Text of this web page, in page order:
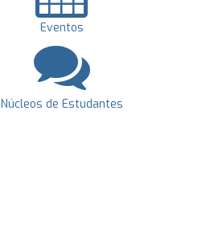
Eventos
Núcleos de Estudantes